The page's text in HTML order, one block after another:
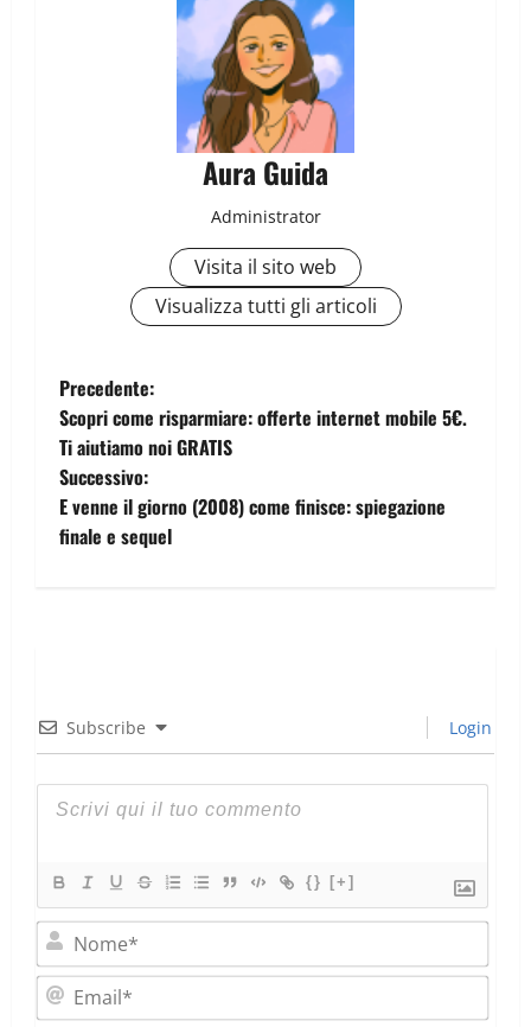
Aura Guida
Administrator
Visita il sito web
Visualizza tutti gli articoli
Precedente:
Scopri come risparmiare: offerte internet mobile 5€.
Ti aiutiamo noi GRATIS
Successivo:
E venne il giorno (2008) come finisce: spiegazione
finale e sequel
Subscribe Login
{} [+]